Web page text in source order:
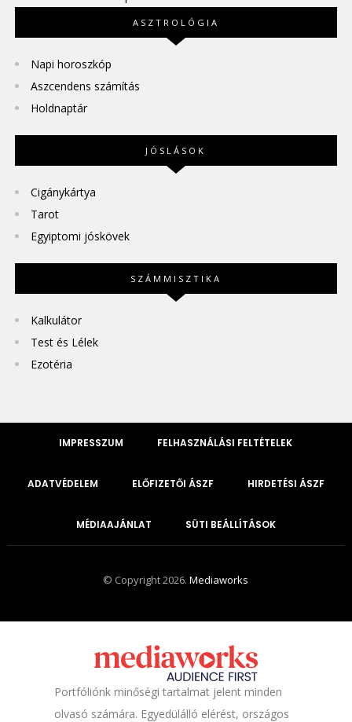
ASZTROLÓGIA
Napi horoszkóp
Aszcendens számítás
Holdnaptár
JÓSLÁSOK
Cigánykártya
Tarot
Egyiptomi jóskövek
SZÁMMISZTIKA
Kalkulátor
Test és Lélek
Ezotéria
IMPRESSZUM FELHASZNÁLÁSI FELTÉTELEK
ADATVÉDELEM ELŐFIZETŐI ÁSZF HIRDETÉSI ÁSZF
MÉDIAAJÁNLAT SÜTI BEÁLLÍTÁSOK
© Copyright 2026.Mediaworks
Portfóliónk minőségi tartalmat jelent minden
olvasó számára. Egyedülálló elérést, országos